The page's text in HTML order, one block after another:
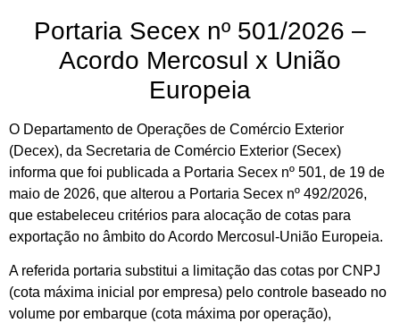
Portaria Secex nº 501/2026 –
Acordo Mercosul x União
Europeia
O Departamento de Operações de Comércio Exterior
(Decex), da Secretaria de Comércio Exterior (Secex)
informa que foi publicada a Portaria Secex nº 501, de 19 de
maio de 2026, que alterou a Portaria Secex nº 492/2026,
que estabeleceu critérios para alocação de cotas para
exportação no âmbito do Acordo Mercosul-União Europeia.
A referida portaria substitui a limitação das cotas por CNPJ
(cota máxima inicial por empresa) pelo controle baseado no
volume por embarque (cota máxima por operação),